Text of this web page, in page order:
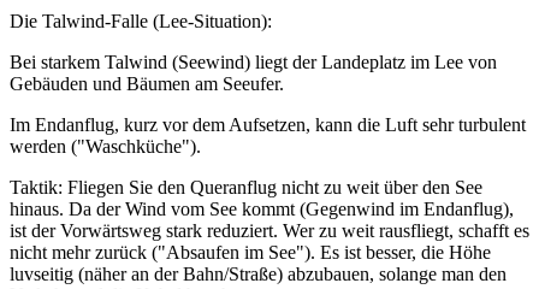
Die Talwind-Falle (Lee-Situation):
Bei starkem Talwind (Seewind) liegt der Landeplatz im Lee von
Gebäuden und Bäumen am Seeufer.
Im Endanflug, kurz vor dem Aufsetzen, kann die Luft sehr turbulent
werden ("Waschküche").
Taktik: Fliegen Sie den Queranflug nicht zu weit über den See
hinaus. Da der Wind vom See kommt (Gegenwind im Endanflug),
ist der Vorwärtsweg stark reduziert. Wer zu weit rausfliegt, schafft es
nicht mehr zurück ("Absaufen im See"). Es ist besser, die Höhe
luvseitig (näher an der Bahn/Straße) abzubauen, solange man den